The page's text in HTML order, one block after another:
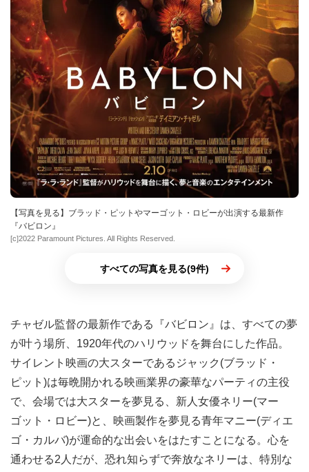
【写真を見る】ブラッド・ピットやマーゴット・ロビーが出演する最新作
『バビロン』
[c]2022 Paramount Pictures. All Rights Reserved.
すべての写真を見る(9件)
チャゼル監督の最新作である『バビロン』は、すべての夢
が叶う場所、1920年代のハリウッドを舞台にした作品。
サイレント映画の大スターであるジャック(ブラッド・
ピット)は毎晩開かれる映画業界の豪華なパーティの主役
で、会場では大スターを夢見る、新人女優ネリー(マー
ゴット・ロビー)と、映画製作を夢見る青年マニー(ディエ
ゴ・カルバ)が運命的な出会いをはたすことになる。心を
通わせる2人だが、恐れ知らずで奔放なネリーは、特別な